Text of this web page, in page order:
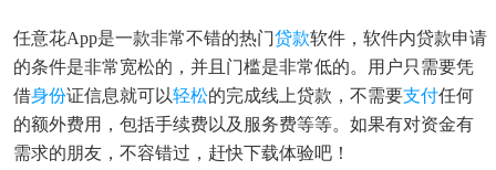
任意花app是一款非常不错的热门贷款软件，软件内贷款申请
的条件是非常宽松的，并且门槛是非常低的。用户只需要凭
借身份证信息就可以轻松的完成线上贷款，不需要支付任何
的额外费用，包括手续费以及服务费等等。如果有对资金有
需求的朋友，不容错过，赶快下载体验吧！